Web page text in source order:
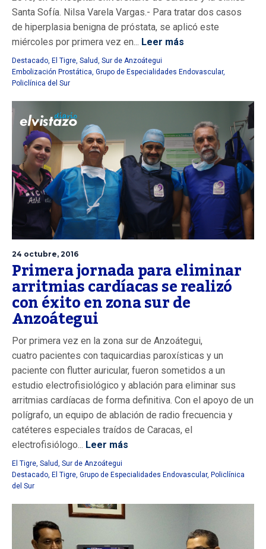
Santa Sofía. Nilsa Varela Vargas.- Para tratar dos casos
de hiperplasia benigna de próstata, se aplicó este
miércoles por primera vez en... Leer más
Destacado, El Tigre, Salud, Sur de Anzoátegui
Embolización Prostática, Grupo de Especialidades Endovascular,
Policlínica del Sur
24 octubre, 2016
Primera jornada para eliminar
arritmias cardíacas se realizó
con éxito en zona sur de
Anzoátegui
Por primera vez en la zona sur de Anzoátegui,
cuatro pacientes con taquicardias paroxísticas y un
paciente con flutter auricular, fueron sometidos a un
estudio electrofisiológico y ablación para eliminar sus
arritmias cardíacas de forma definitiva. Con el apoyo de un
polígrafo, un equipo de ablación de radio frecuencia y
catéteres especiales traídos de Caracas, el
electrofisiólogo... Leer más
El Tigre Salud Sur de Anzoátegui
Destacado El Tigre Grupo de Especialidades Endovascular, Policlínica
del Sur